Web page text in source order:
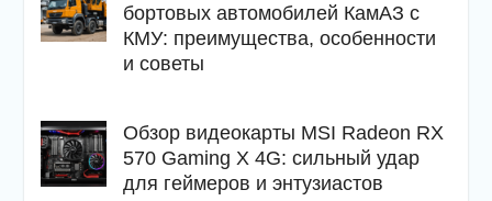
бортовых автомобилей КамАЗ с
КМУ: преимущества, особенности
и советы
Обзор видеокарты MSI Radeon RX
570 Gaming X 4G: сильный удар
для геймеров и энтузиастов